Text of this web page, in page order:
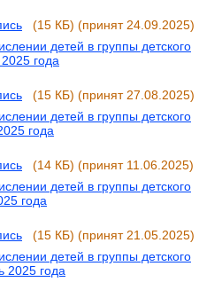
(15 КБ) (принят 24.09.2025)
детей в группы детского
2025 года
(15 КБ) (принят 27.08.2025)
детей в группы детского
года
(14 КБ) (принят 11.06.2025)
детей в группы детского
года
(15 КБ) (принят 21.05.2025)
детей в группы детского
2025 года